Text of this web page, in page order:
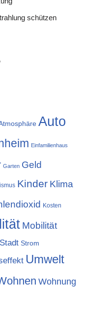
schützen
Auto
Einfamilienhaus
Garten Geld
Kinder Klima
Kosten
Mobilität
Stadt Strom
Umwelt
Wohnung